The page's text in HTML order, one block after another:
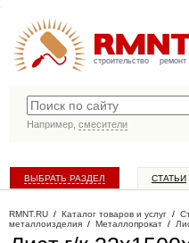
строительство ремонт
Например, смесители
ВЫБРАТЬ РАЗДЕЛ СТАТЬИ
RMNT.RU / Каталог товаров и услуг /
металлоизделия / Металлопрокат /